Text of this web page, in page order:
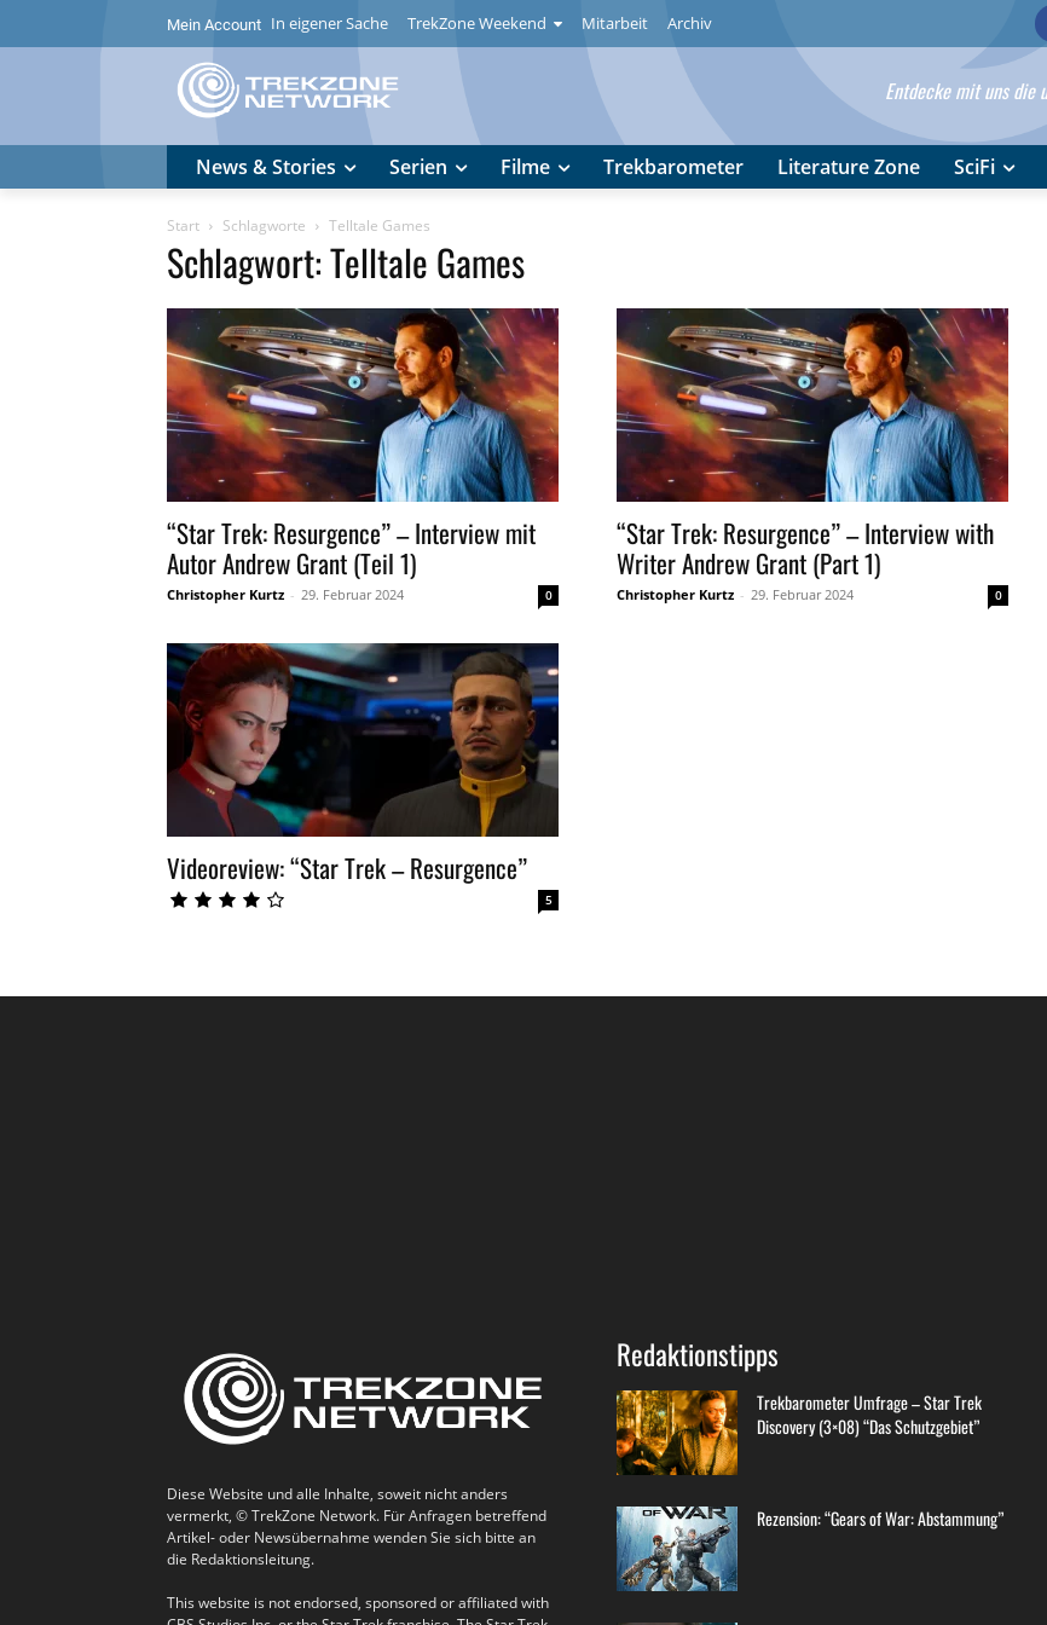
Mein Account In eigener Sache TrekZone Weekend Mitarbeit Archiv
Entdecke mit uns die
News & Stories Serien Filme Trekbarometer Literature Zone SciFi
Start Schlagworte Telltale Games
Schlagwort: Telltale Games
“Star Trek: Resurgence” – Interview mit
Autor Andrew Grant (Teil 1)
Christopher Kurtz - 29. Februar 2024 0
“Star Trek: Resurgence” – Interview with
Writer Andrew Grant (Part 1)
Christopher Kurtz - 29. Februar 2024 0
Videoreview: “Star Trek – Resurgence”
5
Diese Website und alle Inhalte, soweit nicht anders
vermerkt, © TrekZone Network. Für Anfragen betreffend
Artikel- oder Newsübernahme wenden Sie sich bitte an
die Redaktionsleitung.
This website is not endorsed, sponsored or affiliated with
Redaktionstipps
Trekbarometer Umfrage – Star Trek
Discovery (3×08) “Das Schutzgebiet”
Rezension: “Gears of War: Abstammung”